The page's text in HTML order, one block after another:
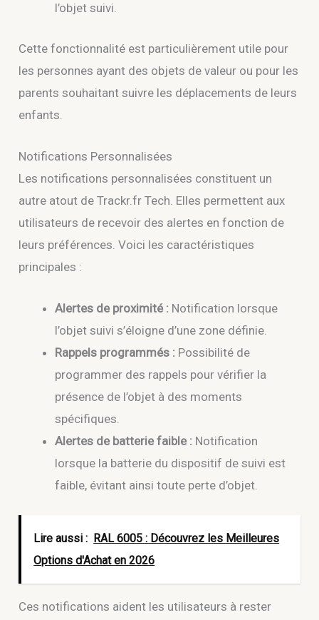
l’objet suivi.
Cette fonctionnalité est particulièrement utile pour
les personnes ayant des objets de valeur ou pour les
parents souhaitant suivre les déplacements de leurs
enfants.
Notifications Personnalisées
Les notifications personnalisées constituent un
autre atout de Trackr.fr Tech. Elles permettent aux
utilisateurs de recevoir des alertes en fonction de
leurs préférences. Voici les caractéristiques
principales :
Alertes de proximité : Notification lorsque
l’objet suivi s’éloigne d’une zone définie.
Rappels programmés : Possibilité de
programmer des rappels pour vérifier la
présence de l’objet à des moments
spécifiques.
Alertes de batterie faible : Notification
lorsque la batterie du dispositif de suivi est
faible, évitant ainsi toute perte d’objet.
Lire aussi : RAL 6005 : Découvrez les Meilleures
Options d'Achat en 2026
Ces notifications aident les utilisateurs à rester